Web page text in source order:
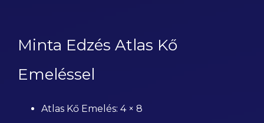
Minta Edzés Atlas Kő
Emeléssel
Atlas Kő Emelés: 4 × 8